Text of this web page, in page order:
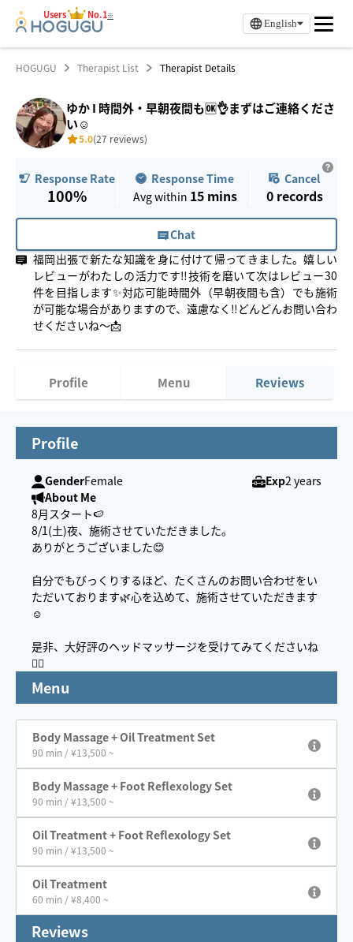
Users No.1※
English
HOGUGU Therapist List Therapist Details
ゆか I 時間外・早朝夜間も🆗👌まずはご連絡くださ
い☺️
5.0(27 reviews)
Response Rate
100%
Response Time
Avg within 15 mins
Cancel
0 records
Chat
福岡出張で新たな知識を身に付けて帰ってきました。嬉しい
レビューがわたしの活力です‼︎技術を磨いて次はレビュー30
件を目指します✨対応可能時間外（早朝夜間も含）でも施術
が可能な場合がありますので、遠慮なく‼︎どんどんお問い合わ
せくださいね〜📩
Profile Menu Reviews
Profile
GenderFemale Exp2 years
About Me
8月スタート🍉
8/1(土)夜、施術させていただきました。
ありがとうございました😊
自分でもびっくりするほど、たくさんのお問い合わせをい
ただいております🌿心を込めて、施術させていただきます
☺️
是非、大好評のヘッドマッサージを受けてみてくださいね
💆‍♀️
Menu
Body Massage + Oil Treatment Set
90 min / ¥13,500 ~
Body Massage + Foot Reflexology Set
90 min / ¥13,500 ~
Oil Treatment + Foot Reflexology Set
90 min / ¥13,500 ~
Oil Treatment
60 min / ¥8,400 ~
Reviews